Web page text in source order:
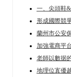
一、尖頭鞋
形成國際競
蘭州市公安
加強電商平
老師以數据
地理位寘優